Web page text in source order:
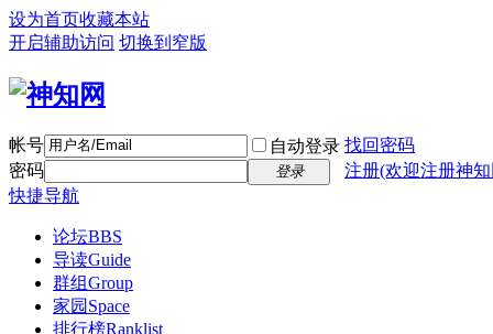
设为首页收藏本站
开启辅助访问 切换到窄版
帐号 自动登录 找回密码
密码
登录
注册(欢迎注册神
快捷导航
论坛BBS
导读Guide
群组Group
家园 Space
排行榜Ranklist